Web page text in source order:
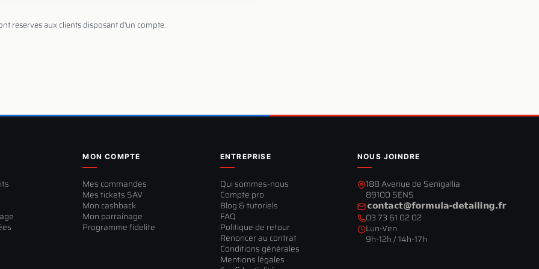
reserves aux clients disposant d'un compte.
MON COMPTE
Mes commandes
Mes tickets SAV
Mon cashback
Mon parrainage
Programme fidelite
ENTREPRISE
Qui sommes-nous
Compte pro
Blog & tutoriels
FAQ
Politique de retour
Renoncer au contrat
Conditions générales
Mentions légales
NOUS JOINDRE
188 Avenue de Senigallia
89100 SENS
03 73 61 02 02
Lun-Ven
9h-12h / 14h-17h